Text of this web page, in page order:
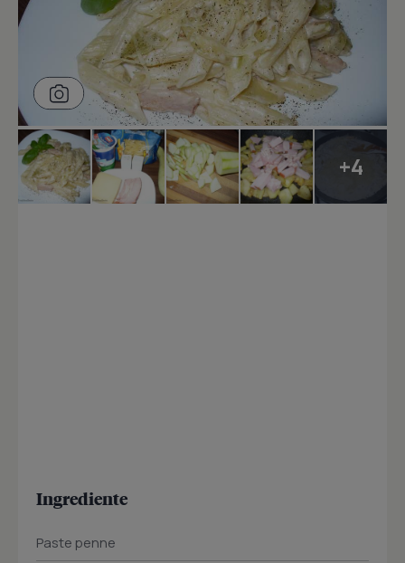
+4
Ingrediente
Paste penne